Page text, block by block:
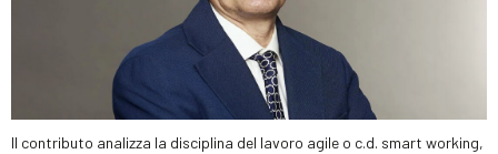
Il contributo analizza la disciplina del lavoro agile o c.d. smart working,